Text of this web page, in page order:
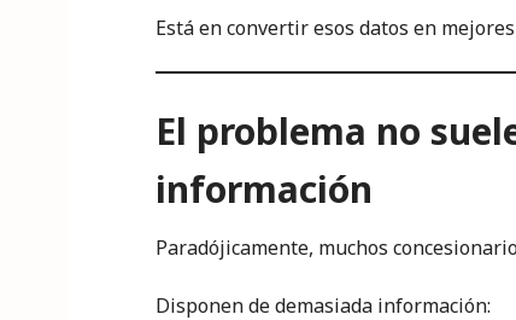
Está en convertir esos datos en
El problema no
información
Paradójicamente, muchos
Disponen de demasiada información: